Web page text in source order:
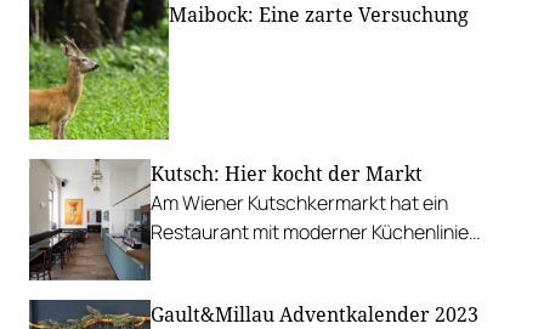
Maibock: Eine zarte Versuchung
Kutsch: Hier kocht der Markt
Am Wiener Kutschkermarkt hat ein
Restaurant mit moderner Küchenlinie
Gault&Millau Adventkalender 2023